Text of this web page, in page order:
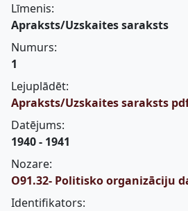
Līmenis:
Apraksts/Uzskaites saraksts
Numurs:
1
Lejuplādēt:
Apraksts/Uzskaites saraksts
Datējums:
1940 - 1941
Nozare:
O91.32- Politisko organizāciju
Identifikators: